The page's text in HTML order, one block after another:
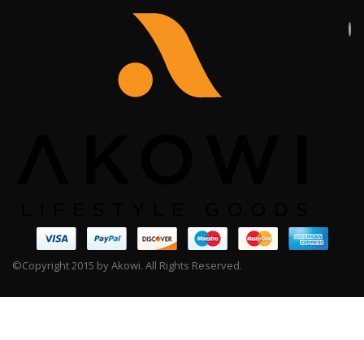
©Copyright 2015 by Akowi. All Rights Reserved.